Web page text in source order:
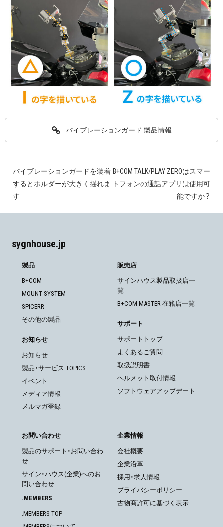
バイブレーションガード 製品情報
投
稿
ナ
シ
ョ
ン
バイブレーションガードを装着
するとホルダーが大きく揺れま
す
B+COM TALK/PLAY ZEROはスマー
トフォンの通話アプリは使用可
能ですか？
sygnhouse.jp
製品
B+COM
MOUNT SYSTEM
SPICERR
その他の製品
お知らせ
お知らせ
製品・サービス TOPICS
イベント
メディア情報
メルマガ登録
販売店
サインハウス製品取扱店一
覧
B+COM MASTER 在籍店一覧
サポート
サポートトップ
よくあるご質問
取扱説明書
ヘルメット取付情報
ソフトウェアアップデート
お問い合わせ
製品のサポート・お問い合わ
せ
サイン・ハウス(企業)へのお
問い合わせ
.MEMBERS
.MEMBERS TOP
企業情報
会社概要
企業沿革
採用・求人情報
プライバシーポリシー
古物商許可に基づく表示